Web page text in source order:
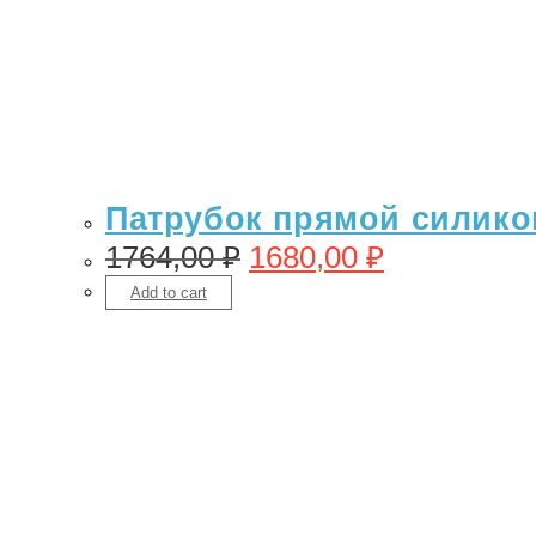
Патрубок прямой
1764,00₽ 1680,00 ₽
Add to cart